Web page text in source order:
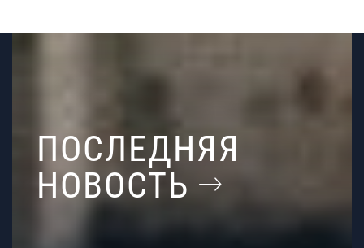
ПОСЛЕДНЯЯ
НОВОСТЬ